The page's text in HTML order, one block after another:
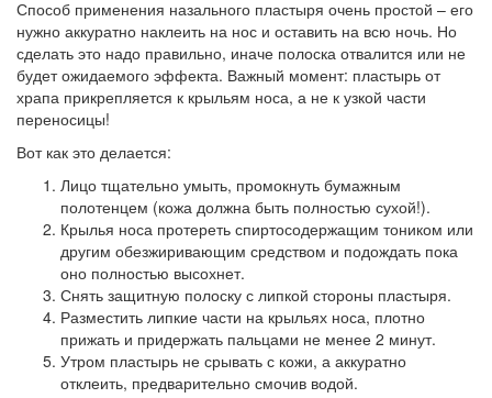
Способ применения назального пластыря очень простой – его
нужно аккуратно наклеить на нос и оставить на всю ночь. Но
сделать это надо правильно, иначе полоска отвалится или не
будет ожидаемого эффекта. Важный момент: пластырь от
храпа прикрепляется к крыльям носа, а не к узкой части
переносицы!
Вот как это делается:
Лицо тщательно умыть, промокнуть бумажным
полотенцем (кожа должна быть полностью сухой!).
Крылья носа протереть спиртосодержащим тоником или
другим обезжиривающим средством и подождать пока
оно полностью высохнет.
Снять защитную полоску с липкой стороны пластыря.
Разместить липкие части на крыльях носа, плотно
прижать и придержать пальцами не менее 2 минут.
Утром пластырь не срывать с кожи, а аккуратно
отклеить, предварительно смочив водой.